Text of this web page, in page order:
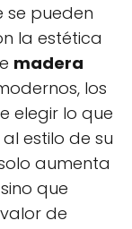
se pueden
la estética
madera
los
elegir lo que
estilo de su
aumenta
que
de